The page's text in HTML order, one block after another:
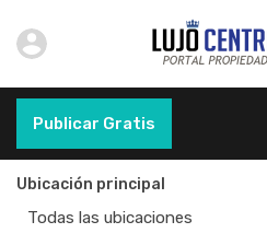
Publicar Gratis
Ubicación principal
Todas las ubicaciones